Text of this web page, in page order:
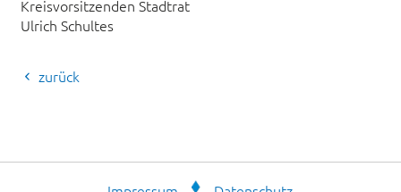
Kreisvorsitzenden Stadtrat
Ulrich Schultes
zurück